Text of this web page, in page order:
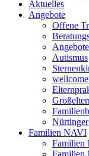
Aktuelles
Angebote
Offene
Autismus
Familien NAVI
Familien
Familien